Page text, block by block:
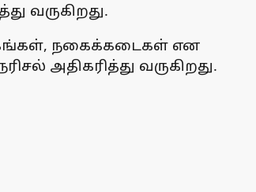
வருகிறது.
நகைக்கடைகள் என
அதிகரித்து வருகிறது.